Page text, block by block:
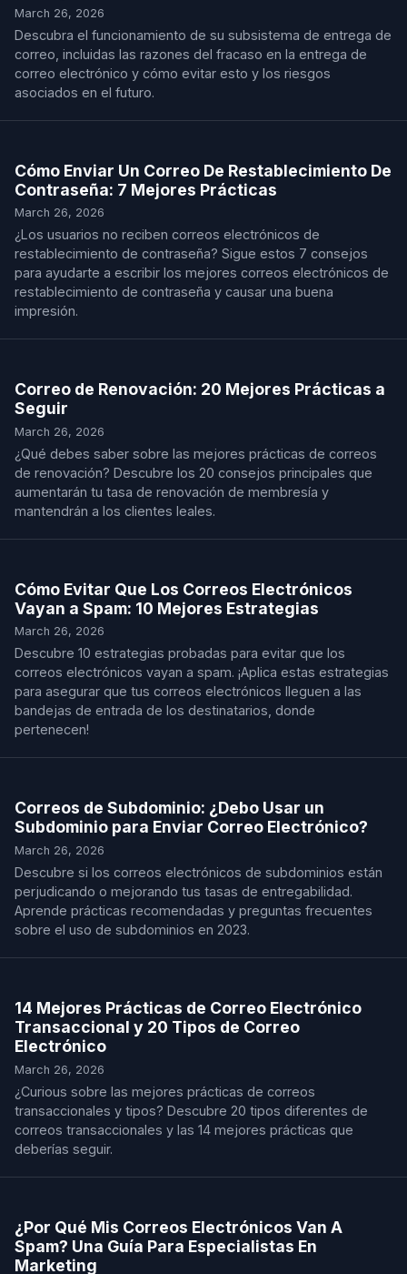
March 26, 2026
Descubra el funcionamiento de su subsistema de entrega de
correo, incluidas las razones del fracaso en la entrega de
correo electrónico y cómo evitar esto y los riesgos
asociados en el futuro.
Cómo Enviar Un Correo De Restablecimiento De
Contraseña: 7 Mejores Prácticas
March 26, 2026
¿Los usuarios no reciben correos electrónicos de
restablecimiento de contraseña? Sigue estos 7 consejos
para ayudarte a escribir los mejores correos electrónicos de
restablecimiento de contraseña y causar una buena
impresión.
Correo de Renovación: 20 Mejores Prácticas a
Seguir
March 26, 2026
¿Qué debes saber sobre las mejores prácticas de correos
de renovación? Descubre los 20 consejos principales que
aumentarán tu tasa de renovación de membresía y
mantendrán a los clientes leales.
Cómo Evitar Que Los Correos Electrónicos
Vayan a Spam: 10 Mejores Estrategias
March 26, 2026
Descubre 10 estrategias probadas para evitar que los
correos electrónicos vayan a spam. ¡Aplica estas estrategias
para asegurar que tus correos electrónicos lleguen a las
bandejas de entrada de los destinatarios, donde
pertenecen!
Correos de Subdominio: ¿Debo Usar un
Subdominio para Enviar Correo Electrónico?
March 26, 2026
Descubre si los correos electrónicos de subdominios están
perjudicando o mejorando tus tasas de entregabilidad.
Aprende prácticas recomendadas y preguntas frecuentes
sobre el uso de subdominios en 2023.
14 Mejores Prácticas de Correo Electrónico
Transaccional y 20 Tipos de Correo
Electrónico
March 26, 2026
¿Curious sobre las mejores prácticas de correos
transaccionales y tipos? Descubre 20 tipos diferentes de
correos transaccionales y las 14 mejores prácticas que
deberías seguir.
¿Por Qué Mis Correos Electrónicos Van A
Spam? Una Guía Para Especialistas En
Marketing